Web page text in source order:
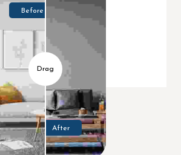
Before
After
Drag